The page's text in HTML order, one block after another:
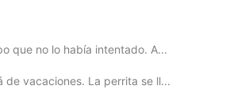
que no lo había intentado. A...
de vacaciones. La perrita se ll...